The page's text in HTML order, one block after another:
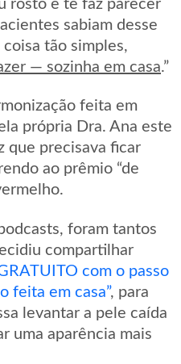
rosto e te faz parecer
sabiam desse
tão simples,
— sozinha em casa.”
feita em
própria Dra. Ana este
que precisava ficar
ao prêmio “de
foram tantos
compartilhar
com o passo
feita em casa”, para
levantar a pele caída
uma aparência mais